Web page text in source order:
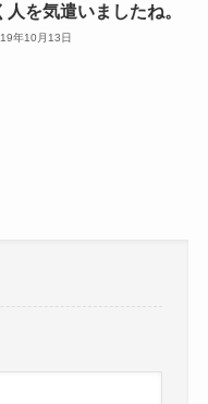
人を気遣いましたね。
年10月13日